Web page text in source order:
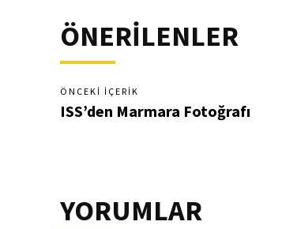
ÖNERİLENLER
ÖNCEKI İÇERIK
ISS’den Marmara Fotoğrafı
YORUMLAR